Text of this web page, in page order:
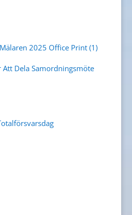
2025 Office Print (1)
Att Dela Samordningsmöte